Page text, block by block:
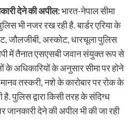
देने की अपील:भारत-नेपाल सीमा
भी नजर रख रही है. बार्डर एरिया के
जौलजीबी, अस्कोट, धारचूला पुलिस
में तैनात एसएसबी जवान संयुक्त रूप से
के अधिकारियों के अनुसार सीमा पर होने
तस्करी, नशे के कारोबार पर रोक के
है. पुलिस द्वारा किसी तरह के संदिग्ध
जानकारी देने की अपील भी की जा रही